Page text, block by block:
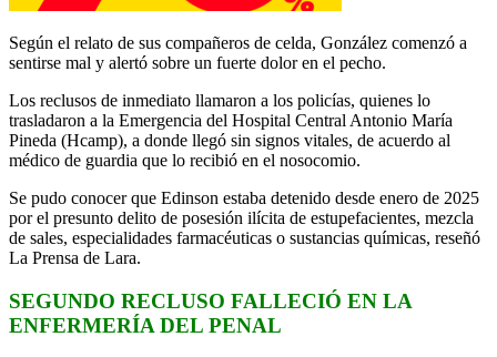
Según el relato de sus compañeros de celda, González comenzó a
sentirse mal y alertó sobre un fuerte dolor en el pecho.
Los reclusos de inmediato llamaron a los policías, quienes lo
trasladaron a la Emergencia del Hospital Central Antonio María
Pineda (Hcamp), a donde llegó sin signos vitales, de acuerdo al
médico de guardia que lo recibió en el nosocomio.
Se pudo conocer que Edinson estaba detenido desde enero de 2025
por el presunto delito de posesión ilícita de estupefacientes, mezcla
de sales, especialidades farmacéuticas o sustancias químicas, reseñó
La Prensa de Lara.
SEGUNDO RECLUSO FALLECIÓ EN LA
ENFERMERÍA DEL PENAL